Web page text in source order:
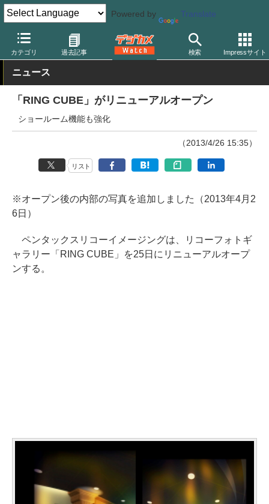
Powered by Translate
カテゴリ 過去記事 検索 Impressサイト
デジカメ Watch 業界動向 企業
ニュース
「RING CUBE」がリニューアルオープン
ショールーム機能も強化
（2013/4/26 15:35）
リスト
※オープン後の内部の写真を追加しました（2013年4月2
6日）
ペンタックスリコーイメージングは、リコーフォトギ
ャラリー「RING CUBE」を25日にリニューアルオープ
ンする。